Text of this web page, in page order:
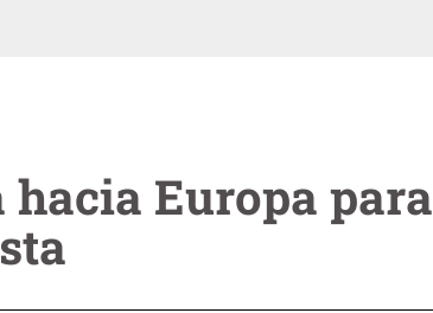
Europa para